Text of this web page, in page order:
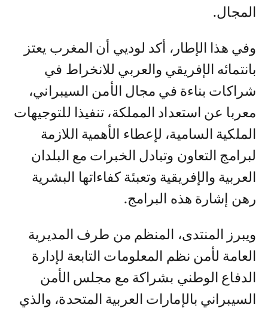
المجال.
وفي هذا الإطار، أكد لوديي أن المغرب يعتز
بانتمائه الإفريقي والعربي للانخراط في
شراكات بناءة في مجال الأمن السيبراني،
معربا عن استعداد المملكة، تنفيذا للتوجيهات
الملكية السامية، لإعطاء الأهمية اللازمة
لبرامج التعاون وتبادل الخبرات مع البلدان
العربية والإفريقية وتعبئة كفاءاتها البشرية
رهن إشارة هذه البرامج.
ويبرز المنتدى، المنظم من طرف المديرية
العامة لأمن نظم المعلومات التابعة لإدارة
الدفاع الوطني بشراكة مع مجلس الأمن
السيبراني بالإمارات العربية المتحدة، والذي